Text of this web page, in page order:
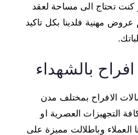
كنت تحتاج الى مساحة لعقد
مهنية فلدينا بكل تاكيد
بالشهداء
الافراح بمختلف مدن
التجهيزات العصرية او
العملاء وباطلالت مميزة على